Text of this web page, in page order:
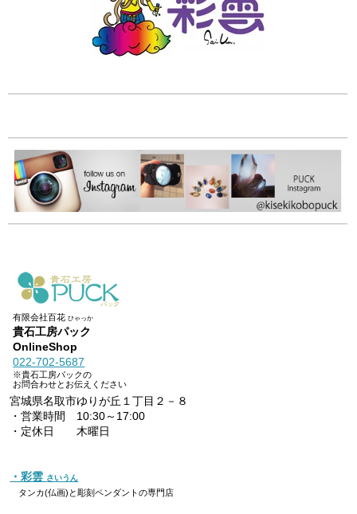
有限会社百花ひゃっか
貴石工房パック
OnlineShop
022-702-5687
※貴石工房パックの
お問合わせとお伝えください
宮城県名取市ゆりが丘１丁目２－８
・営業時間 10:30～17:00
・定休日 木曜日
・彩雲 さいうん
タンカ(仏画)と彫刻ペンダントの専門店